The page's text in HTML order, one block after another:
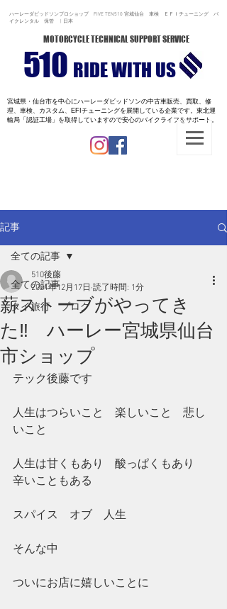
ハーレーダビッドソンプロショップ FIVE TEN510 宮城仙台 車検 ＥＦＩチューニング バ
イクレンタル 保管 | 日本
MOTORCYCLE TECHNICAL SUPPORT SERVICE
510 RIDE WITH US
宮城県・仙台市を中心にハーレーダビッドソンの中古車販売、買取、修
理、車検、カスタム、EFIチューニングを展開している企業です。 東北運
輸局「認証工場」を取得していますので安心のバイクライフをサポート。
記事
全ての記事
タイ旅行 ブログ
全ての記事
薪ストーブがやってき
た‼ ハーレー宮城県仙台
市ショップ
510後藤
2021年12月17日 読了時間: 1分
テック後藤です
人生はつらいこと　楽しいこと　悲し
いこと
人生は甘くもあり　酸っぱくもあり
辛いこともある
スパイス　オブ　人生
そんな中
ついにお店に嬉しいことに